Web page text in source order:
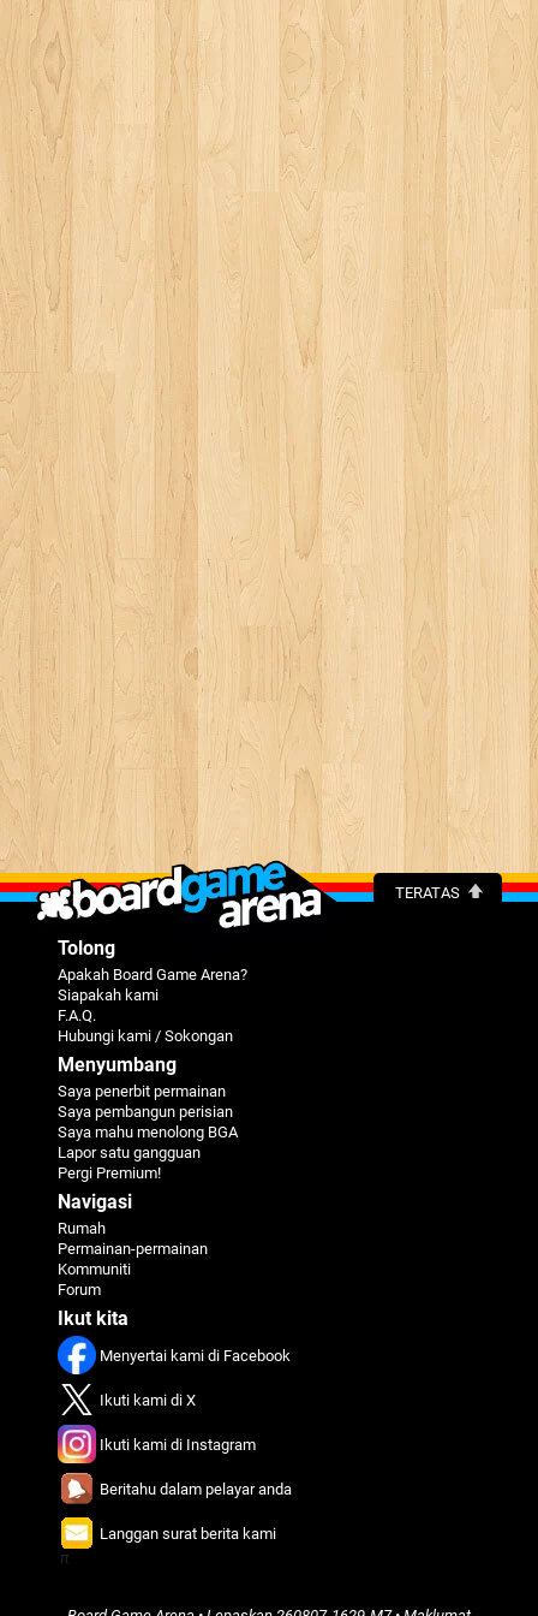
TERATAS
Tolong
Apakah Board Game Arena?
Siapakah kami
F.A.Q.
Hubungi kami / Sokongan
Menyumbang
Saya penerbit permainan
Saya pembangun perisian
Saya mahu menolong BGA
Lapor satu gangguan
Pergi Premium!
Navigasi
Rumah
Permainan-permainan
Kommuniti
Forum
Ikut kita
Menyertai kami di Facebook
Ikuti kami di X
Ikuti kami di Instagram
Beritahu dalam pelayar anda
Langgan surat berita kami
π